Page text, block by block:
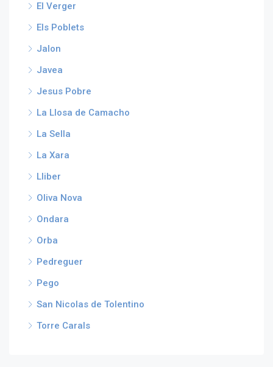
El Verger
Els Poblets
Jalon
Javea
Jesus Pobre
La Llosa de Camacho
La Sella
La Xara
Lliber
Oliva Nova
Ondara
Orba
Pedreguer
Pego
San Nicolas de Tolentino
Torre Carals